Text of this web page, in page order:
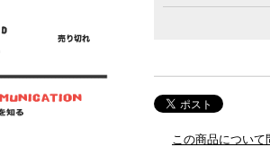
この商品について